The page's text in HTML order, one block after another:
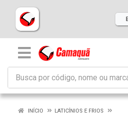
INÍCIO
LATICÍNIOS E FRIOS